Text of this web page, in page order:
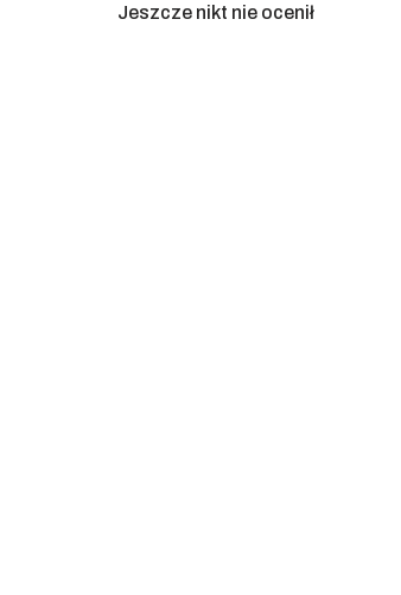
Jeszcze nikt nie ocenił